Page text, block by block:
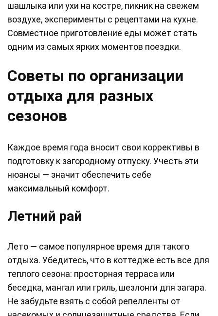
шашлыка или ухи на костре, пикник на свежем
воздухе, эксперименты с рецептами на кухне.
Совместное приготовление еды может стать
одним из самых ярких моментов поездки.
Советы по организации
отдыха для разных
сезонов
Каждое время года вносит свои коррективы в
подготовку к загородному отпуску. Учесть эти
нюансы — значит обеспечить себе
максимальный комфорт.
Летний рай
Лето — самое популярное время для такого
отдыха. Убедитесь, что в коттедже есть все для
теплого сезона: просторная терраса или
беседка, мангал или гриль, шезлонги для загара.
Не забудьте взять с собой репелленты от